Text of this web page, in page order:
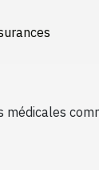
médicales